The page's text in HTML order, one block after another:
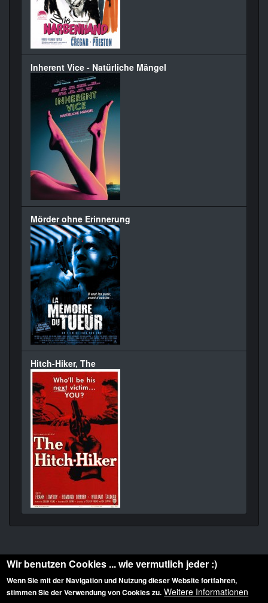
Inherent Vice - Natürliche Mängel
Mörder ohne Erinnerung
Hitch-Hiker, The
Diese Website ist urheberrechtlich geschützt: © 2010-2026 der Film Noir de. Alle
Wir benutzen Cookies ... wie vermutlich jeder :)
Wenn Sie mit der Navigation und Nutzung dieser Website fortfahren,
stimmen Sie der Verwendung von Cookies zu. Weitere Informationen